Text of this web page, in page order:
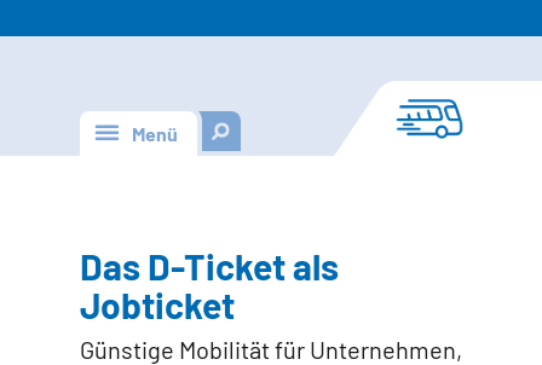
Menü
Das D-Ticket als
Jobticket
Günstige Mobilität für Unternehmen,